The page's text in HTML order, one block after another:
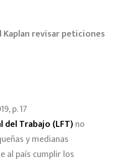
revisar peticiones
p. 17
del Trabajo (LFT)no
y medianas
al país cumplir los